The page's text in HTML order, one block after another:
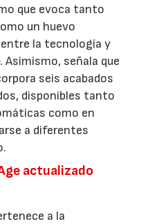
que evoca tanto
un huevo
la tecnología y
señala que
seis acabados
disponibles tanto
como en
a diferentes
actualizado
a la